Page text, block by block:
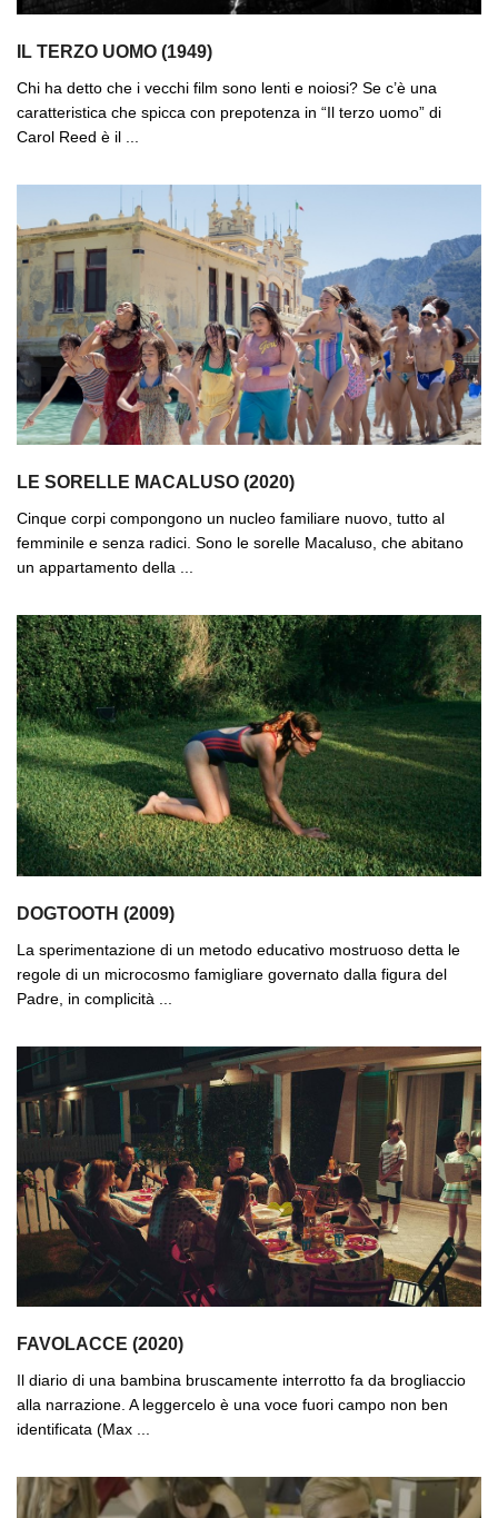
IL TERZO UOMO (1949)
Chi ha detto che i vecchi film sono lenti e noiosi? Se c’è una
caratteristica che spicca con prepotenza in “Il terzo uomo” di
Carol Reed è il ...
LE SORELLE MACALUSO (2020)
Cinque corpi compongono un nucleo familiare nuovo, tutto al
femminile e senza radici. Sono le sorelle Macaluso, che abitano
un appartamento della ...
DOGTOOTH (2009)
La sperimentazione di un metodo educativo mostruoso detta le
regole di un microcosmo famigliare governato dalla figura del
Padre, in complicità ...
FAVOLACCE (2020)
Il diario di una bambina bruscamente interrotto fa da brogliaccio
alla narrazione. A leggercelo è una voce fuori campo non ben
identificata (Max ...